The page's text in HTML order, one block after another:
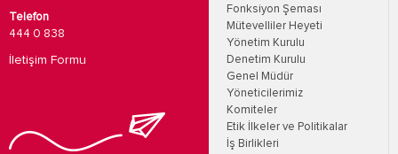
Telefon
444 0 838
İletişim Formu
Fonksiyon Şeması
Mütevelliler Heyeti
Yönetim Kurulu
Denetim Kurulu
Genel Müdür
Yöneticilerimiz
Komiteler
Etik İlkeler ve Politikalar
İş Birlikleri